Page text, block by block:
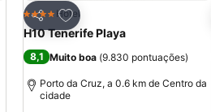
Partilhar
Adicionar aos favoritos
4 EstrelasHotel
H10 Tenerife Playa
8,1 Muito boa (9.830 pontuações)
Porto da Cruz, a 0.6 km de Centro da
cidade